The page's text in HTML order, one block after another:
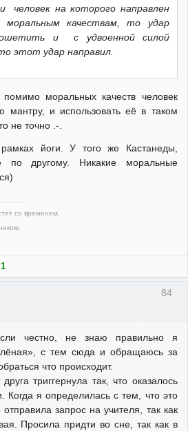
человек на которого направлен
качествам, то удар
и с удвоенной силой
этот удар направил.
моральных качеств человек
мантру, и использовать её в таком
не точно .-.
йоги. У того же Кастанеды,
по другому. Никакие моральные
со временем,
1
84
честно, не знаю правильно я
с тем сюда и обращаюсь за
что происходит.
триггернула так, что оказалось
Когда я определилась с тем, что это
запрос на учителя, так как
Просила придти во сне, так как в